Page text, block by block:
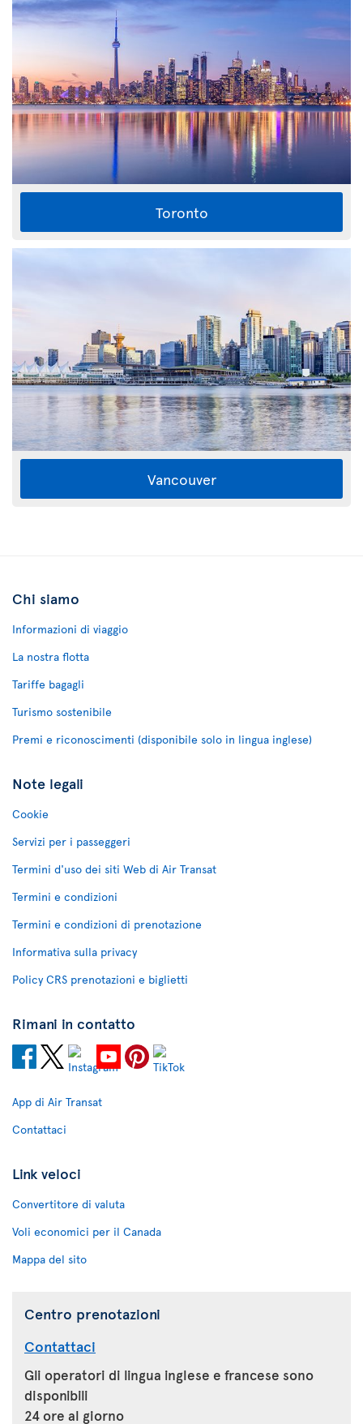
Toronto
Vancouver
Chi siamo
Informazioni di viaggio
La nostra flotta
Tariffe bagagli
Turismo sostenibile
Premi e riconoscimenti (disponibile solo in lingua inglese)
Note legali
Cookie
Servizi per i passeggeri
Termini d'uso dei siti Web di Air Transat
Termini e condizioni
Termini e condizioni di prenotazione
Informativa sulla privacy
Policy CRS prenotazioni e biglietti
Rimani in contatto
App di Air Transat
Contattaci
Link veloci
Convertitore di valuta
Voli economici per il Canada
Mappa del sito
Centro prenotazioni
Contattaci
Gli operatori di lingua inglese e francese sono
disponibili
24 ore al giorno